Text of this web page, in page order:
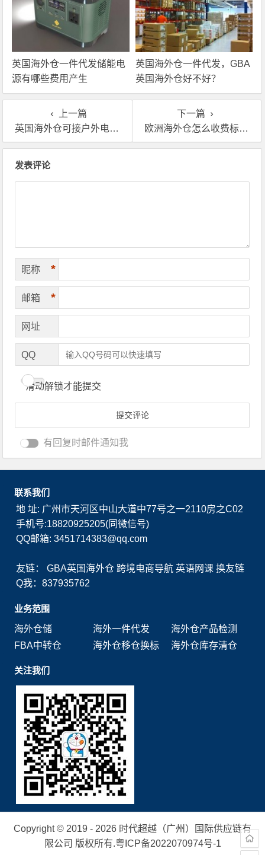
英国海外仓一件代发储能电
源有哪些费用产生
英国海外仓一件代发，GBA
英国海外仓好不好？
上一篇
英国海外仓可接户外电池储能电源一件代发
下一篇
欧洲海外仓怎么收费标准(欧洲海外仓价格收费标准)
发表评论
昵称 *
邮箱 *
网址
QQ
滑动解锁才能提交
有回复时邮件通知我
联系我们
地 址: 广州市天河区中山大道中77号之一2110房之C02
手机号:18820925205(同微信号)
QQ邮箱: 3451714383@qq.com
友链：GBA英国海外仓 跨境电商导航 英语网课 换友链
Q我：837935762
业务范围
海外仓储
海外一件代发
海外仓产品检测
FBA中转仓
海外仓移仓换标 海外仓库存清仓
关注我们
Copyright © 2019 - 2026 时代超越（广州）国际供应链有
限公司 版权所有.粤ICP备2022070974号-1